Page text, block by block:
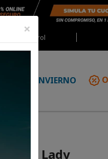
Red Castrol
INVIERNO
2 Lady
×